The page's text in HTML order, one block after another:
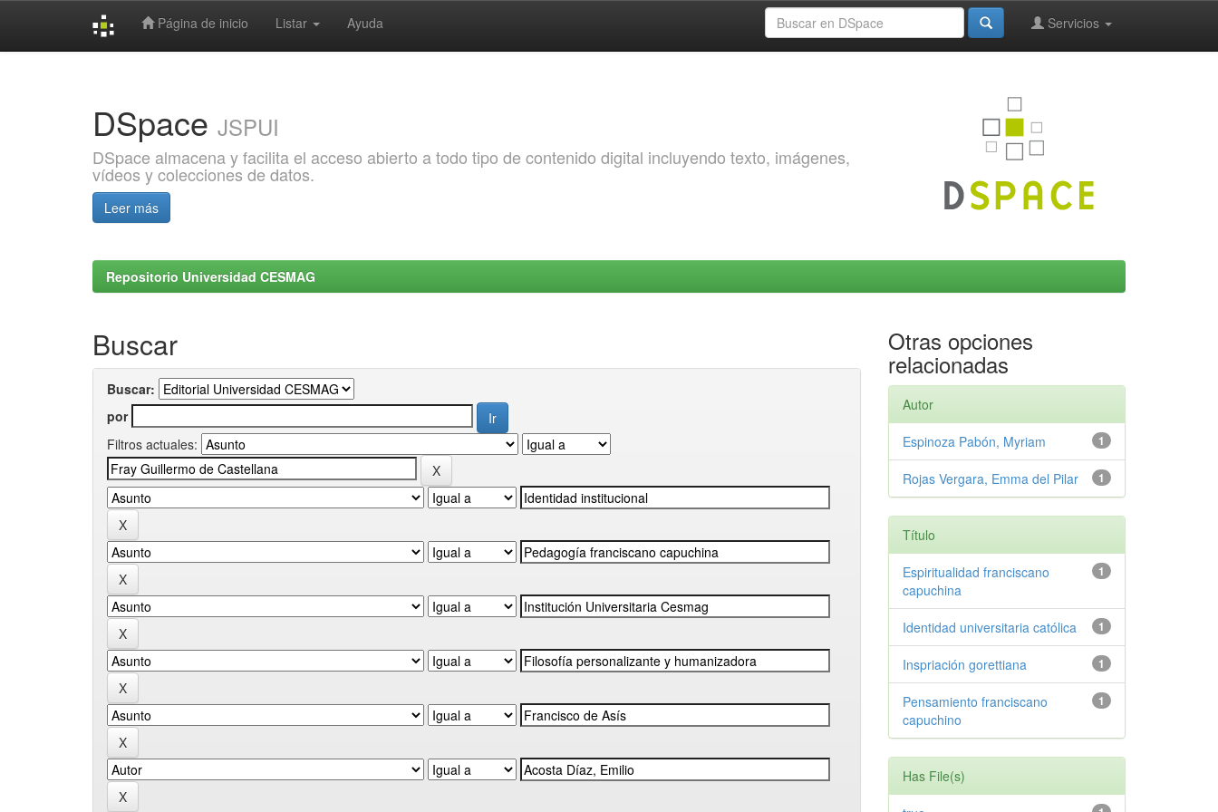
Página de inicio Listar Ayuda Servicios
DSpace JSPUI
DSpace almacena y facilita el acceso abierto a todo tipo de contenido digital incluyendo texto, imágenes,
vídeos y colecciones de datos.
Leer más
Repositorio Universidad CESMAG
Buscar
Buscar:
por
Filtros actuales:
Otras opciones
relacionadas
Autor
1
Espinoza Pabón, Myriam
1
Rojas Vergara, Emma del Pilar
Título
1
Espiritualidad franciscano
capuchina
1
Identidad universitaria católica
1
Inspriación gorettiana
1
Pensamiento franciscano
capuchino
Has File(s)